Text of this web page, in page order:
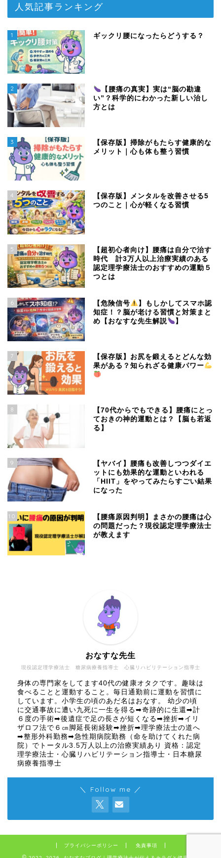
人気記事ランキング
1 ギックリ腰になったらどうする？
2
【腰痛の真実】実は“脳の勘違
い”？科学的にわかった新しい治し
方とは
3
【保存版】掃除がもたらす健康的な
メリット｜心も体も整う習慣
4
【保存版】メンタルを改善させる5
つのこと｜心が軽くなる習慣
5
【超初心者向け】腰痛は自分で治す
時代 計3万人以上治療実績のある
認定理学療法士のおすすめの運動５
つとは
6 【危険信号
】もしかしてスマホ認
知症！？脳が老ける習慣と対策まと
め【おなすな先生解説
】
7
【保存版】お尻を鍛えるとどんな効
果がある？知られざる健康パワー
8
【70代からでもできる】腰痛にとっ
ておきの神的運動とは？【脳も若返
る】
9
【ヤバイ】腰痛も改善しつつダイエ
ットにも効果的な運動といわれる
「HIIT」をやってみたらすごい結果
になった
10
【腰痛原因判明】まさかの腰痛は心
の問題だった？現役認定理学療法士
が教えます
現役認定理学療法士 糖尿病療養指導士 心臓リハビリテーション指導士
おなすな先生
身体の専門家をしてます40代の健康オタクです。趣味は
食べることと運動すること。毎日通勤前に運動を習慣に
しています。小学生の頃のあだ名はおなす。 幼少の頃
に交通事故に遭い九死に一生を得る➡奇跡的に生還➡計
６度の手術➡後遺症で足の長さが短くなる➡挫折➡イリ
ザロフ法で６㎝脚延長術経験➡挫折➡理学療法士の道へ
➡整形外科勤務➡急性期病院勤務（命を助けてくれた病
院）でトータル3.5万人以上の治療実績あり 資格：認定
理学療法士・心臓リハビリテーション指導士・日本糖尿
病療養指導士
＼ Follow me ／
プライバシーポリシー 免責事項